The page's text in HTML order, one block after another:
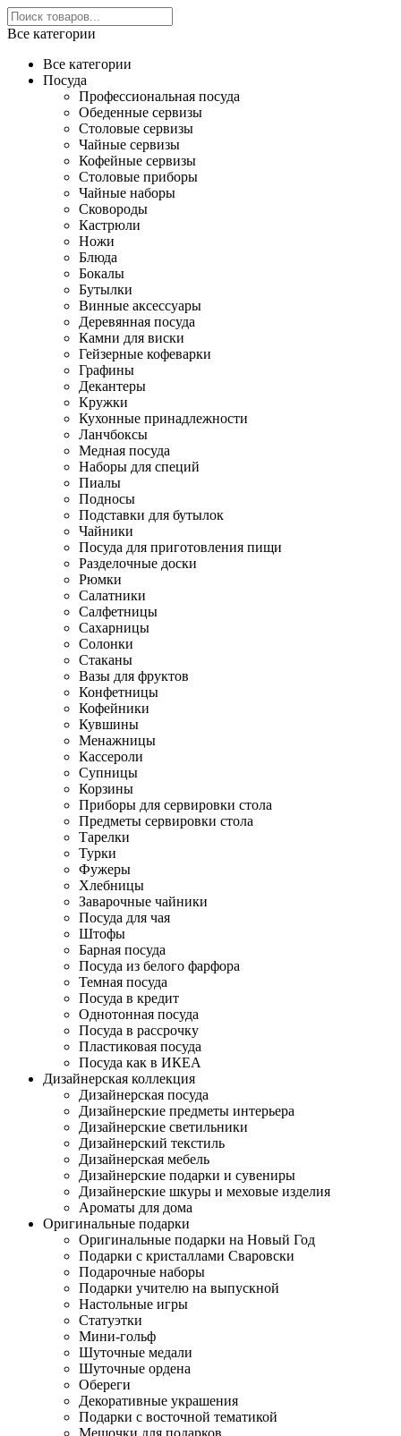
Все категории
Все категории
Посуда
Профессиональная посуда
Обеденные сервизы
Столовые сервизы
Чайные сервизы
Кофейные сервизы
Столовые приборы
Чайные наборы
Сковороды
Кастрюли
Ножи
Блюда
Бокалы
Бутылки
Винные аксессуары
Деревянная посуда
Камни для виски
Гейзерные кофеварки
Графины
Декантеры
Кружки
Кухонные принадлежности
Ланчбоксы
Медная посуда
Наборы для специй
Пиалы
Подносы
Подставки для бутылок
Чайники
Посуда для приготовления пищи
Разделочные доски
Рюмки
Салатники
Салфетницы
Сахарницы
Солонки
Стаканы
Вазы для фруктов
Конфетницы
Кофейники
Кувшины
Менажницы
Кассероли
Супницы
Корзины
Приборы для сервировки стола
Предметы сервировки стола
Тарелки
Турки
Фужеры
Хлебницы
Заварочные чайники
Посуда для чая
Штофы
Барная посуда
Посуда из белого фарфора
Темная посуда
Посуда в кредит
Однотонная посуда
Посуда в рассрочку
Пластиковая посуда
Посуда как в ИКЕА
Дизайнерская коллекция
Дизайнерская посуда
Дизайнерские предметы интерьера
Дизайнерские светильники
Дизайнерский текстиль
Дизайнерская мебель
Дизайнерские подарки и сувениры
Дизайнерские шкуры и меховые изделия
Ароматы для дома
Оригинальные подарки
Оригинальные подарки на Новый Год
Подарки с кристаллами Сваровски
Подарочные наборы
Подарки учителю на выпускной
Настольные игры
Статуэтки
Мини-гольф
Шуточные медали
Шуточные ордена
Обереги
Декоративные украшения
Подарки с восточной тематикой
Мешочки для подарков